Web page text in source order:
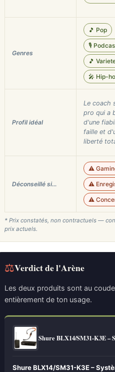
Genres
🎵 Pop
🎙️
🎵
🎤 Hip-
Profil idéal
Le coach
pro qui a
d'une
faille et
liberté
Déconseillé si…
⚠️
⚠️
⚠️
* Prix constatés, non contractuels —
prix actuels.
⚖Verdict de l'Arène
Les deux produits sont au
entièrement de ton usage.
Shure BLX14/SM31-K3E –
Shure BLX14/SM31-K3E –